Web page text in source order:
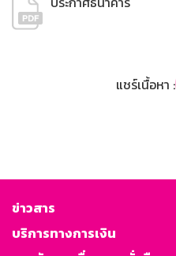
แชร์เนื้อหา :
ข่าวสาร
บริการทางการเงิน